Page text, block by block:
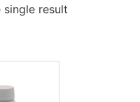
single result